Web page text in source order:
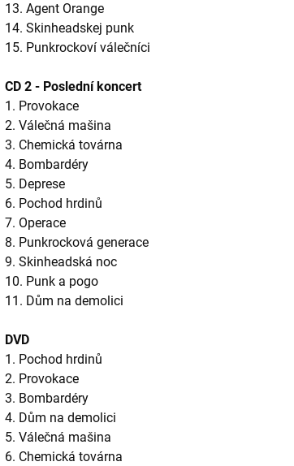
13. Agent Orange
14. Skinheadskej punk
15. Punkrockoví válečníci
CD 2 - Poslední koncert
1. Provokace
2. Válečná mašina
3. Chemická továrna
4. Bombardéry
5. Deprese
6. Pochod hrdinů
7. Operace
8. Punkrocková generace
9. Skinheadská noc
10. Punk a pogo
11. Dům na demolici
DVD
1. Pochod hrdinů
2. Provokace
3. Bombardéry
4. Dům na demolici
5. Válečná mašina
6. Chemická továrna